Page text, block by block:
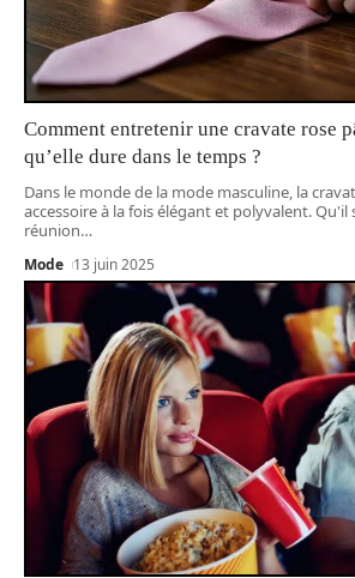
Comment entretenir une cravate rose
qu’elle dure dans le temps ?
Dans le monde de la mode masculine, la
accessoire à la fois élégant et polyvalent. Qu'il
réunion…
Mode 13 juin 2025